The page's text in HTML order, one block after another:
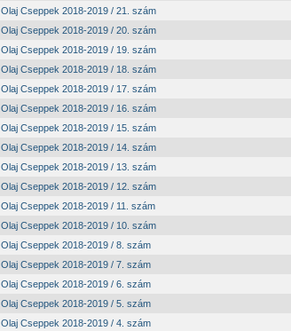
Olaj Cseppek 2018-2019 / 21. szám
Olaj Cseppek 2018-2019 / 20. szám
Olaj Cseppek 2018-2019 / 19. szám
Olaj Cseppek 2018-2019 / 18. szám
Olaj Cseppek 2018-2019 / 17. szám
Olaj Cseppek 2018-2019 / 16. szám
Olaj Cseppek 2018-2019 / 15. szám
Olaj Cseppek 2018-2019 / 14. szám
Olaj Cseppek 2018-2019 / 13. szám
Olaj Cseppek 2018-2019 / 12. szám
Olaj Cseppek 2018-2019 / 11. szám
Olaj Cseppek 2018-2019 / 10. szám
Olaj Cseppek 2018-2019 / 8. szám
Olaj Cseppek 2018-2019 / 7. szám
Olaj Cseppek 2018-2019 / 6. szám
Olaj Cseppek 2018-2019 / 5. szám
Olaj Cseppek 2018-2019 / 4. szám